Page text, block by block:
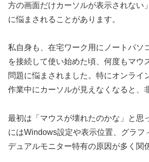
方の画面だけカーソルが表示されない
に悩まされることがあります。
私自身も、在宅ワーク用にノートパソ
を接続して使い始めた頃、何度もマウ
問題に悩まされました。特にオンライ
作業中にカーソルが見えなくなると、
最初は「マウスが壊れたのかな」と思
にはWindows設定や表示位置、グラフ
デュアルモニター特有の原因が多く関